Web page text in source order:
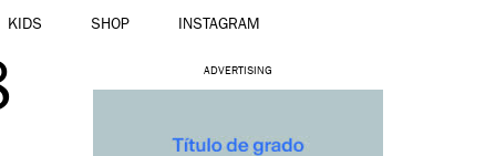
KIDS SHOP INSTAGRAM
ADVERTISING